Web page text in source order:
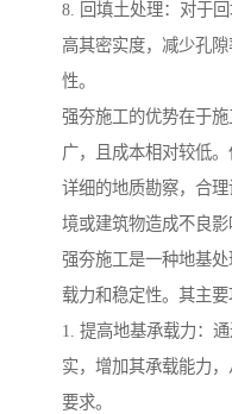
8. 回填土处理：对于
高其密实度，减少孔
性。
强夯施工的优势在于
广，且成本相对较低
详细的地质勘察，合
境或建筑物造成不良影
强夯施工是一种地基
载力和稳定性。其主要
1. 提高地基承载力：
实，增加其承载能力
要求。